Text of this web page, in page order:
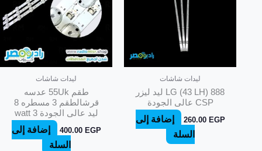
ليدات شاشات
LG (43 LH) 888 ليد ليزر
CSP عالى الجودة
260.00 EGP
إضافة إلى
السلة
ليدات شاشات
طقم 55Uk عدسه
قرشالطقم 3 مسطره 8
ليد عالى الجودة 3 watt
400.00 EGP
إضافة إلى
السلة